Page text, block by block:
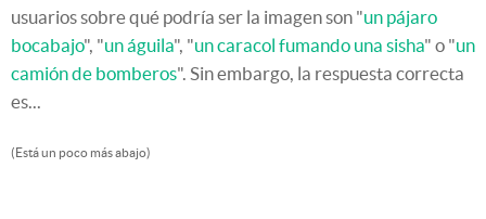
usuarios sobre qué podría ser la imagen son "un pájaro
bocabajo", "un águila", "un caracol fumando una sisha" o "un
camión de bomberos". Sin embargo, la respuesta correcta
es...
(Está un poco más abajo)